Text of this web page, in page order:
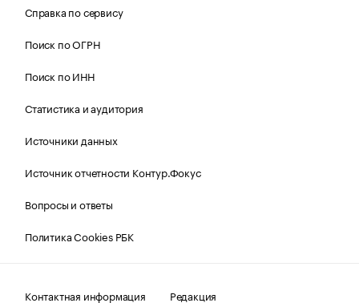
Справка по сервису
Поиск по ОГРН
Поиск по ИНН
Статистика и аудитория
Источники данных
Источник отчетности Контур.Фокус
Вопросы и ответы
Политика Cookies РБК
Контактная информация Редакция